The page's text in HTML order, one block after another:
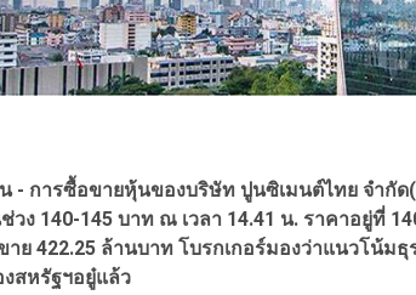
- การซื้อขายหุ้นของบริษัท ปูนซิเมนต์ไทย จำกัด
วง 140-145 บาท ณ เวลา 14.41 น. ราคาอยู่ที่
ย 422.25 ล้านบาท โบรกเกอร์มองว่าแนวโน้ม
สหรัฐฯอยู๋แล้ว